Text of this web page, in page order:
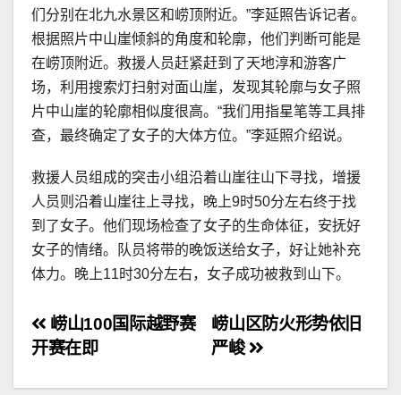
们分别在北九水景区和崂顶附近。”李延照告诉记者。
根据照片中山崖倾斜的角度和轮廓，他们判断可能是
在崂顶附近。救援人员赶紧赶到了天地淳和游客广
场，利用搜索灯扫射对面山崖，发现其轮廓与女子照
片中山崖的轮廓相似度很高。“我们用指星笔等工具排
查，最终确定了女子的大体方位。”李延照介绍说。
救援人员组成的突击小组沿着山崖往山下寻找，增援
人员则沿着山崖往上寻找，晚上9时50分左右终于找
到了女子。他们现场检查了女子的生命体征，安抚好
女子的情绪。队员将带的晚饭送给女子，好让她补充
体力。晚上11时30分左右，女子成功被救到山下。
文
章
崂山区防火形势依旧
严峻
崂山100国际越野赛
开赛在即